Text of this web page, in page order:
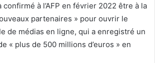
confirmé à l’AFP en février 2022 être à la
partenaires » pour ouvrir le
de médias en ligne, qui a enregistré un
« plus de 500 millions d’euros » en